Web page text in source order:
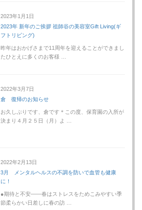
2023年1月1日
2023年 新年のご挨拶 祖師谷の美容室Gift Living(ギ
フトリビング)
昨年はおかげさまで11周年を迎えることができまし
たひとえに多くのお客様 …
2022年3月7日
倉 復帰のお知らせ
お久しぶりです、倉です＊この度、保育園の入所が
決まり４月２５日（月）よ …
2022年2月13日
3月 メンタルヘルスの不調を防いで血管も健康
に！
●期待と不安――春はストレスをためこみやすい季
節柔らかい日差しに春の訪 …